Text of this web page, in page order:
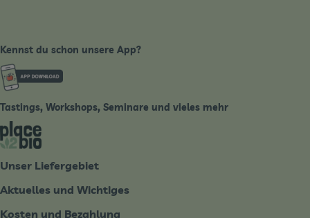
Kennst du schon unsere App?
Externer Link zu https://www.biobote-
Tastings, Workshops, Seminare und vieles mehr
Externer Link zu https://place2bio.de/
Unser Liefergebiet
Aktuelles und Wichtiges
Kosten und Bezahlung